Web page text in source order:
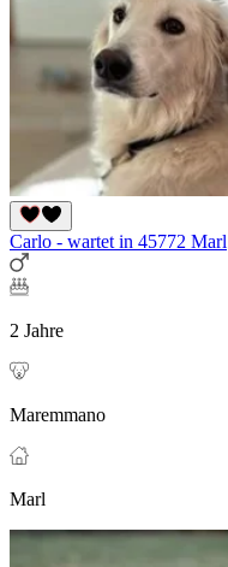
Carlo - wartet in 45772 Marl
2 Jahre
Maremmano
Marl